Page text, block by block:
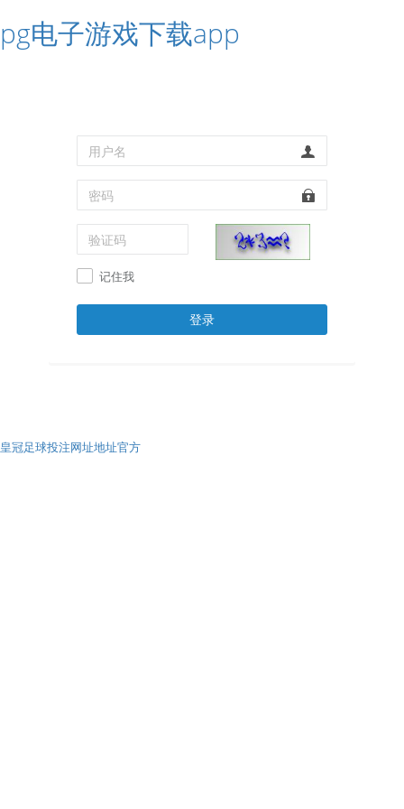
pg电子游戏下载app
记住我
登录
皇冠足球投注网址地址官方